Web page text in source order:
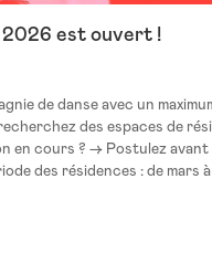
2026 est ouvert !
de danse avec un
des espaces de
avant le 23 janvier sur
des résidences : de mars
Les lieux partenaires de 20